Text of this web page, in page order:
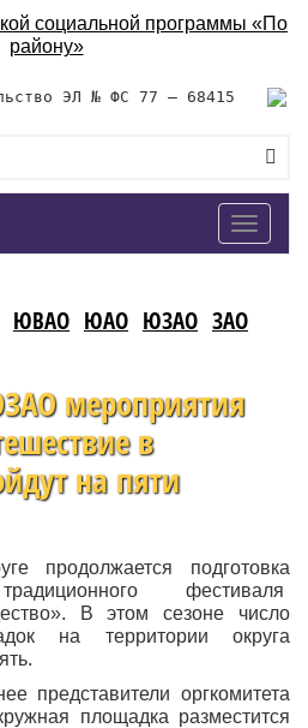
ЭЛ № ФС 77 – 68415
Toggle
ЮВАО ЮАО ЮЗАО ЗАО
мероприятия
в
на пяти
продолжается подготовка
фестиваля
В этом сезоне число
на территории округа
представители оргкомитета
площадка разместится